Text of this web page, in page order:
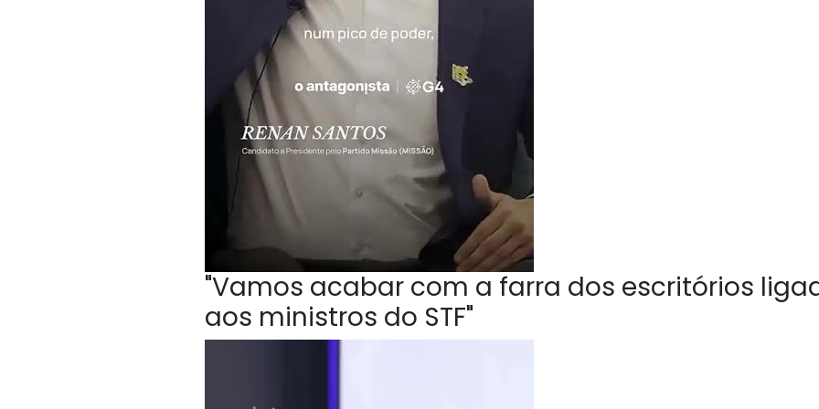
"Vamos acabar com a farra dos escritórios
aos ministros do STF"